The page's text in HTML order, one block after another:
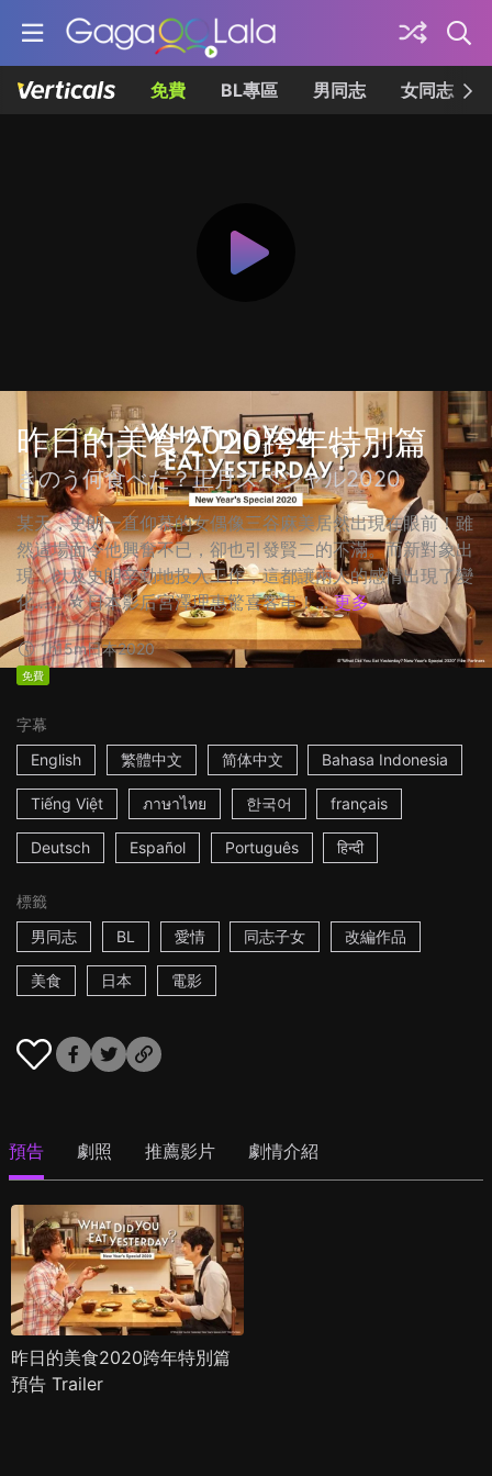
免費 BL專區 男同志 女同志
昨日的美食2020跨年特別篇
きのう何食べた？正月スペシャル2020
某天，史朗一直仰慕的女偶像三谷麻美居然出現在眼前！雖
然這場面令他興奮不已，卻也引發賢二的不滿。而新對象出
現，以及史朗辛勤地投入工作，這都讓兩人的感情出現了變
化…… ☆日本影后宮澤理惠驚喜客串！... 更多
1h15m日本2020
免費
字幕
English
繁體中文 简体中文 Bahasa Indonesia
Tiếng Việt ภาษาไทย 한국어 français
Deutsch Español Português हिन्दी
標籤
男同志
BL 愛情 同志子女 改編作品
美食 日本 電影
預告 劇照 推薦影片 劇情介紹
昨日的美食2020跨年特別篇
預告 Trailer